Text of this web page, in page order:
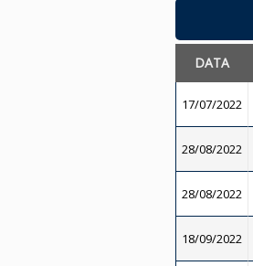
DATA
17/07/2022
28/08/2022
28/08/2022
18/09/2022